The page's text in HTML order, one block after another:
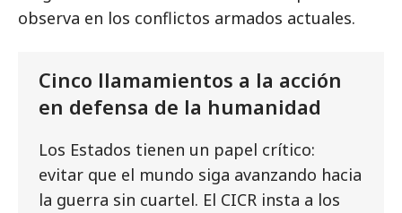
observa en los conflictos armados actuales.
Cinco llamamientos a la acción
en defensa de la humanidad
Los Estados tienen un papel crítico:
evitar que el mundo siga avanzando hacia
la guerra sin cuartel. El CICR insta a los